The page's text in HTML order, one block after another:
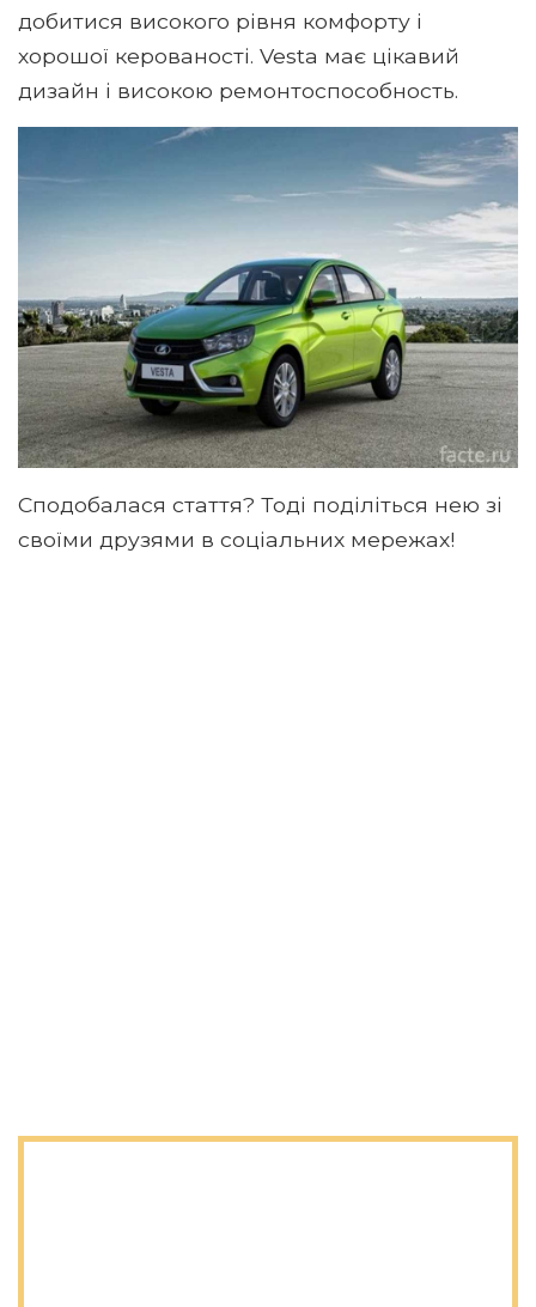
добитися високого рівня комфорту і
хорошої керованості. Vesta має цікавий
дизайн і високою ремонтоспособность.
Сподобалася стаття? Тоді поділіться нею зі
своїми друзями в соціальних мережах!